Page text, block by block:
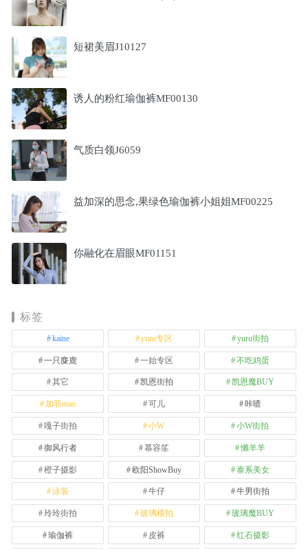
短裙美眉J10127
诱人的粉红瑜伽裤MF00130
气质白领J6059
益加深的思念,果绿色瑜伽裤小姐姐MF00225
你融化在眉眼MF01151
标签
kaine yuru专区 yuru街拍
一只麋鹿 一始专区 不吃鸡蛋
其它 凯恩街拍 凯恩魔BUY
加菲mao 可儿 咔喳
嘎子街拍 小W 小W街拍
御风行者 慕容笙 懒羊羊
橙子摄影 欧阳ShowBuy 泰系美女
泳装 牛仔 牛男街拍
玲玲街拍 玻璃模拍 玻璃魔BUY
瑜伽裤 皮裤 红石摄影